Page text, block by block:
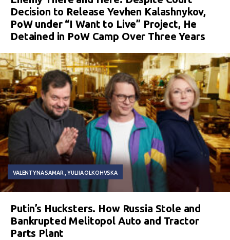
Decision to Release Yevhen Kalashnykov,
PoW under “I Want to Live” Project, He
Detained in PoW Camp Over Three Years
VALENTYNA SAMAR YULIIA OLKOHVSKA
Putin’s Hucksters. How Russia Stole and
Bankrupted Melitopol Auto and Tractor
Parts Plant